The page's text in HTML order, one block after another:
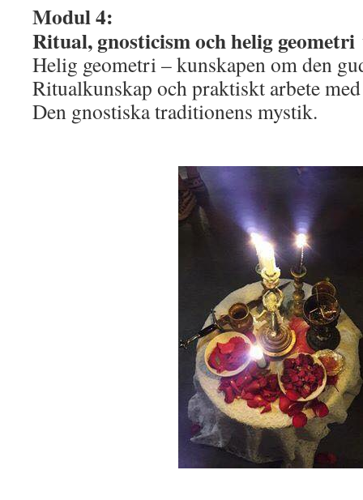
Modul 4:
Ritual, gnosticism och helig geometri
Helig geometri – kunskapen om den
Ritualkunskap och praktiskt arbete
Den gnostiska traditionens mystik.